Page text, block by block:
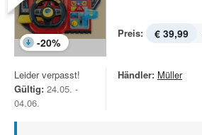
-20%
Preis: € 39,99
Leider verpasst!
Gültig: 24.05. -
04.06.
Händler: Müller